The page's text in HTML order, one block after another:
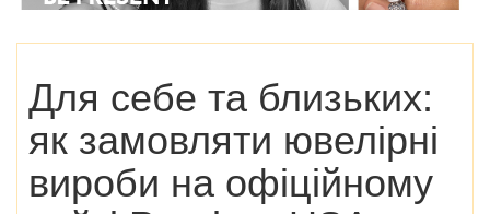
Для себе та близьких:
як замовляти ювелірні
вироби на офіційному